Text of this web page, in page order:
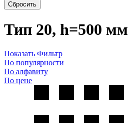
Сбросить
Тип 20, h=500 мм
Показать Фильтр
По популярности
По алфавиту
По цене